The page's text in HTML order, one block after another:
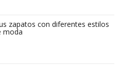
zapatos con diferentes estilos
moda